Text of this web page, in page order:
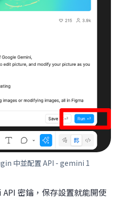
中並配置 API - gemini 1
密鑰，保存設置就能開使